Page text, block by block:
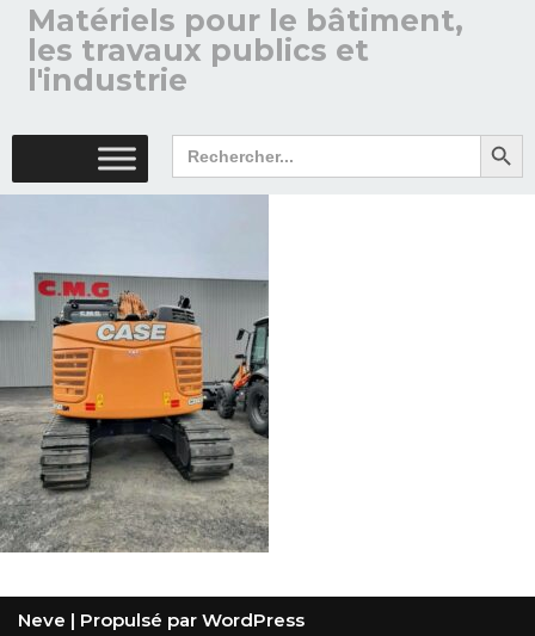
Matériels pour le bâtiment,
les travaux publics et
l'industrie
Search
for:
Search
Neve | Propulsé par WordPress